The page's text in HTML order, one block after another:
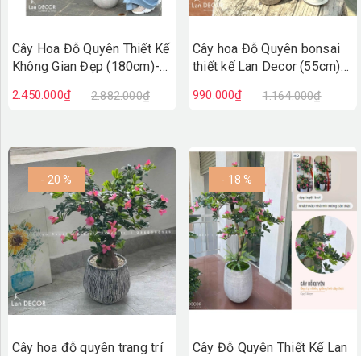
Cây Hoa Đỗ Quyên Thiết Kế
Không Gian Đẹp (180cm)-
2.450.000₫ 2.882.000₫
Cây hoa Đỗ Quyên bonsai
thiết kế Lan Decor (55cm)-
990.000₫ 1.164.000₫
- 20 %
Cây hoa đỗ quyên trang trí
- 18 %
Cây Đỗ Quyên Thiết Kế Lan